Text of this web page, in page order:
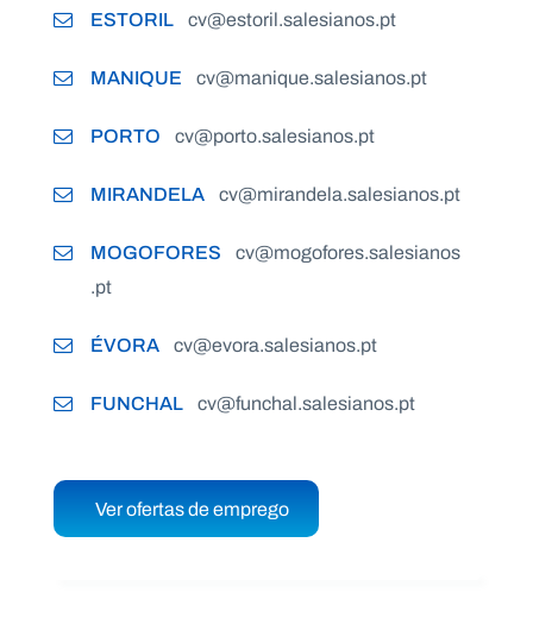
ESTORIL cv@estoril.salesianos.pt
MANIQUE cv@manique.salesianos.pt
PORTO cv@porto.salesianos.pt
MIRANDELA cv@mirandela.salesianos.pt
MOGOFORES cv@mogofores.salesianos
.pt
ÉVORA cv@evora.salesianos.pt
FUNCHAL cv@funchal.salesianos.pt
Ver ofertas de emprego